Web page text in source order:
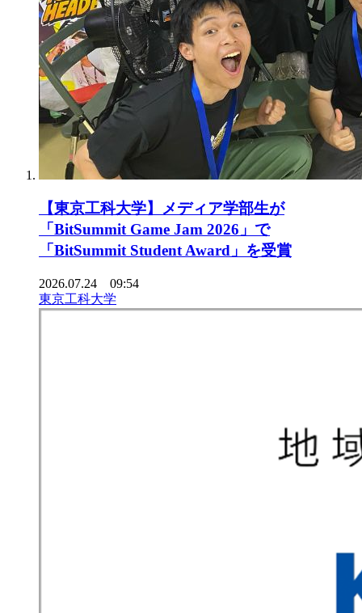
【東京工科大学】メディア学部生が
「BitSummit Game Jam 2026」で
「BitSummit Student Award」を受賞
2026.07.24 09:54
東京工科大学